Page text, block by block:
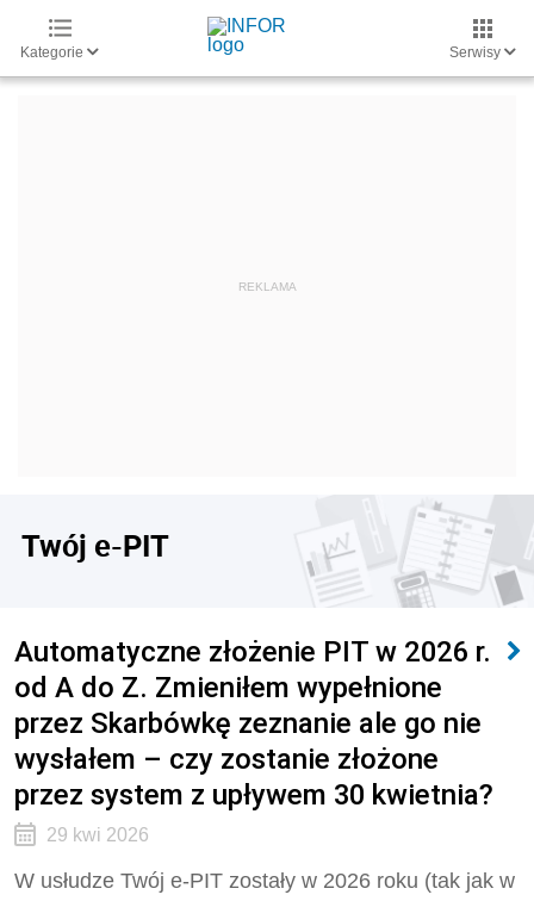
Kategorie Serwisy
Twój e-PIT
Automatyczne złożenie PIT w 2026 r.
od A do Z. Zmieniłem wypełnione
przez Skarbówkę zeznanie ale go nie
wysłałem – czy zostanie złożone
przez system z upływem 30 kwietnia?
29 kwi 2026
W usłudze Twój e-PIT zostały w 2026 roku (tak jak w